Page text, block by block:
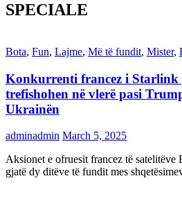
SPECIALE
Bota, Fun, Lajme, Më të fundit, Mister,
Konkurrenti francez i Starlink
trefishohen në vlerë pasi
Ukrainën
adminadmin March 5, 2025
Aksionet e ofruesit francez të satelitëve
gjatë dy ditëve të fundit mes